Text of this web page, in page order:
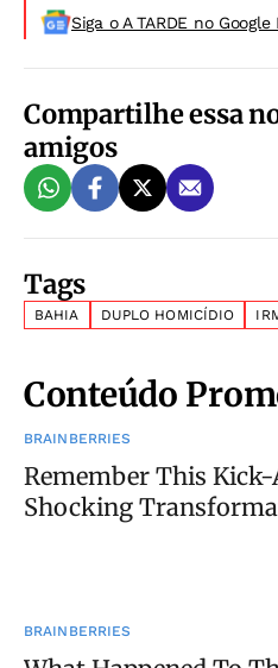
Siga o A TARDE no
Compartilhe essa
amigos
Tags
BAHIA DUPLO HOMICÍDIO